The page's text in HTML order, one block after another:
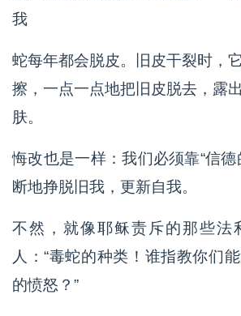
我
蛇每年都会脱皮。旧皮干裂时，
擦，一点一点地把旧皮脱去，露
肤。
悔改也是一样：我们必须靠“信德
断地挣脱旧我，更新自我。
不然，就像耶稣责斥的那些法
人：“毒蛇的种类！谁指教你们
的愤怒？”